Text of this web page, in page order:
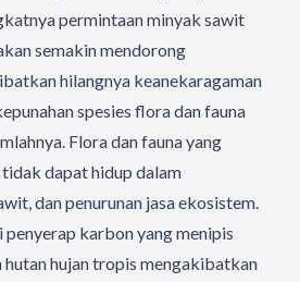
permintaan minyak sawit
semakin mendorong
hilangnya keanekaragaman
spesies flora dan fauna
Flora dan fauna yang
dapat hidup dalam
dan penurunan jasa ekosistem.
karbon yang menipis
hutan hujan tropis mengakibatkan